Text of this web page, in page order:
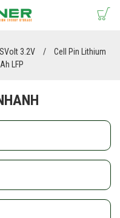
3.2V
Cell Pin Lithium
LFP